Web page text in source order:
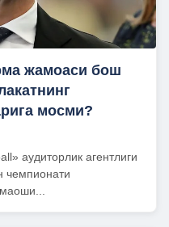
жамоаси бош
мосми?
аудиторлик агентлиги
чемпионати